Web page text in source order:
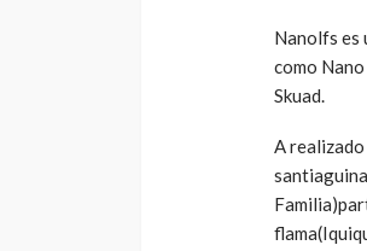
Nanolfs es
como
Skuad.
A